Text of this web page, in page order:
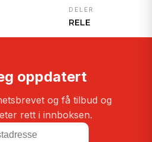
DELER
RELE
oppdatert
og få tilbud og
rett i innboksen.